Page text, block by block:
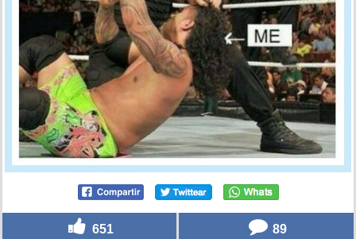
651 89